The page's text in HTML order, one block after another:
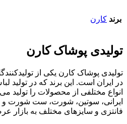
برند کارن
تولیدی پوشاک کارن
تولیدی پوشاک کارن یکی از
در ایران است. این برند که در تولید
انواع مختلفی از محصولات را تولید
ایرانی، سوتین، شورت، ست شورت و
فانتزی و سایزهای مختلف به بازار